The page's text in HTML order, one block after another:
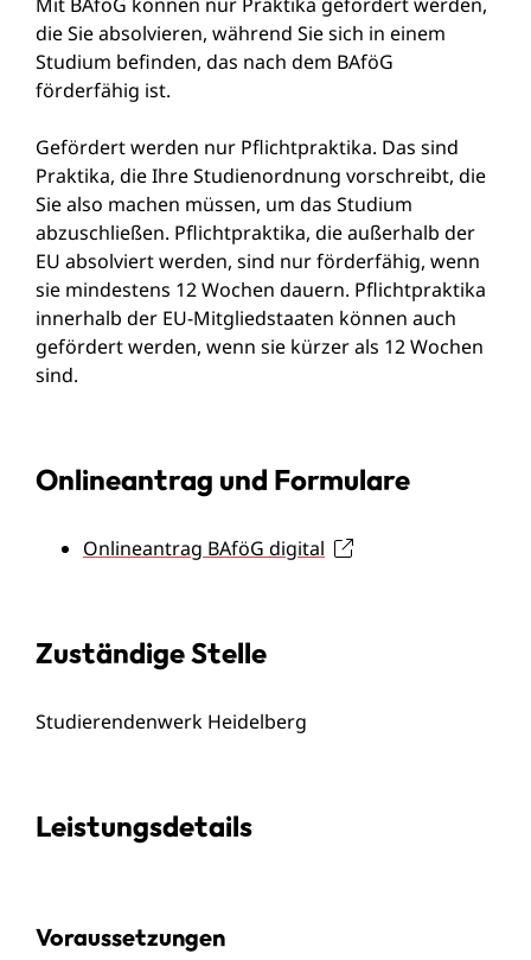
die Sie absolvieren, während Sie sich in einem
Studium befinden, das nach dem BAföG
förderfähig ist.
Gefördert werden nur Pflichtpraktika. Das sind
Praktika, die Ihre Studienordnung vorschreibt, die
Sie also machen müssen, um das Studium
abzuschließen. Pflichtpraktika, die außerhalb der
EU absolviert werden, sind nur förderfähig, wenn
sie mindestens 12 Wochen dauern. Pflichtpraktika
innerhalb der EU-Mitgliedstaaten können auch
gefördert werden, wenn sie kürzer als 12 Wochen
sind.
Onlineantrag und Formulare
Onlineantrag BAföG digital
Zuständige Stelle
Studierendenwerk Heidelberg
Leistungsdetails
Voraussetzungen